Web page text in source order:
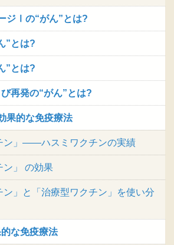
ジⅠの“がん”とは?
”とは?
”とは?
再発の“がん”とは?
果的な免疫療法
ン」――ハスミワクチンの実績
ン」 の効果
ン」と「治療型ワクチン」を使い分
な免疫療法